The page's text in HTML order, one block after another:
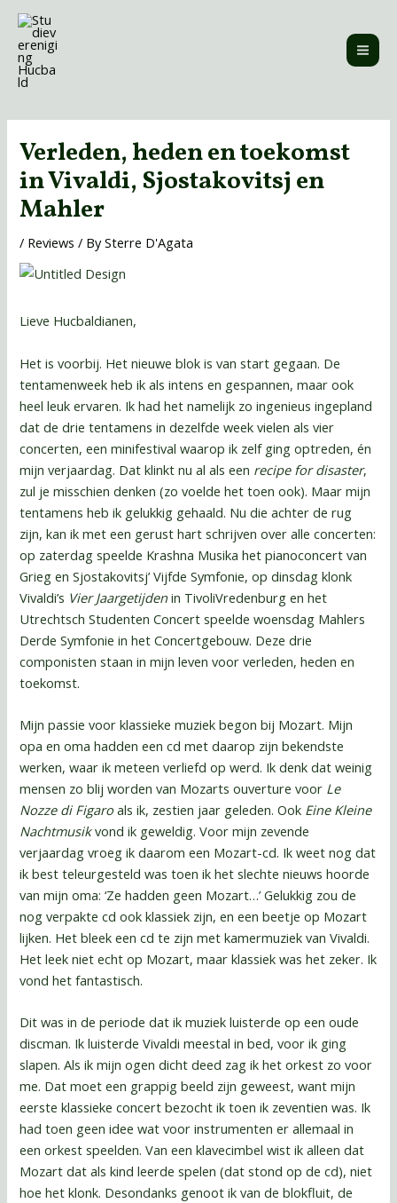
Skip
content
Verleden, heden en toekomst
in Vivaldi, Sjostakovitsj en
Mahler
/ Reviews / BySterre D'Agata
Lieve Hucbaldianen,
Het is voorbij. Het nieuwe blok is van start gegaan. De
tentamenweek heb ik als intens en gespannen, maar ook
heel leuk ervaren. Ik had het namelijk zo ingenieus ingepland
dat de drie tentamens in dezelfde week vielen als vier
concerten, een minifestival waarop ik zelf ging optreden, én
mijn verjaardag. Dat klinkt nu al als een recipe for disaster,
zul je misschien denken (zo voelde het toen ook). Maar mijn
tentamens heb ik gelukkig gehaald. Nu die achter de rug
zijn, kan ik met een gerust hart schrijven over alle concerten:
op zaterdag speelde Krashna Musika het pianoconcert van
Grieg en Sjostakovitsj’ Vijfde Symfonie, op dinsdag klonk
Vivaldi’s Vier Jaargetijden in TivoliVredenburg en het
Utrechtsch Studenten Concert speelde woensdag Mahlers
Derde Symfonie in het Concertgebouw. Deze drie
componisten staan in mijn leven voor verleden, heden en
toekomst.
Mijn passie voor klassieke muziek begon bij Mozart. Mijn
opa en oma hadden een cd met daarop zijn bekendste
werken, waar ik meteen verliefd op werd. Ik denk dat weinig
mensen zo blij worden van Mozarts ouverture voor Le
Nozze di Figaro als ik, zestien jaar geleden. Ook Eine Kleine
Nachtmusikvond ik geweldig. Voor mijn zevende
verjaardag vroeg ik daarom een Mozart-cd. Ik weet nog dat
ik best teleurgesteld was toen ik het slechte nieuws hoorde
van mijn oma: ‘Ze hadden geen Mozart…’ Gelukkig zou de
nog verpakte cd ook klassiek zijn, en een beetje op Mozart
lijken. Het bleek een cd te zijn met kamermuziek van Vivaldi.
Het leek niet echt op Mozart, maar klassiek was het zeker. Ik
vond het fantastisch.
Dit was in de periode dat ik muziek luisterde op een oude
discman. Ik luisterde Vivaldi meestal in bed, voor ik ging
slapen. Als ik mijn ogen dicht deed zag ik het orkest zo voor
me. Dat moet een grappig beeld zijn geweest, want mijn
eerste klassieke concert bezocht ik toen ik zeventien was. Ik
had toen geen idee wat voor instrumenten er allemaal in
een orkest speelden. Van een klavecimbel wist ik alleen dat
Mozart dat als kind leerde spelen (dat stond op de cd), niet
hoe het klonk. Desondanks genoot ik van de blokfluit, de